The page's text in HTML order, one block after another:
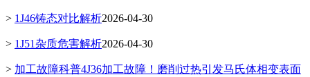
> 1J46铸态对比解析2026-04-30
> 1J51杂质危害解析2026-04-30
> 加工故障科普4J36加工故障！磨削过热引发马氏体相变表面